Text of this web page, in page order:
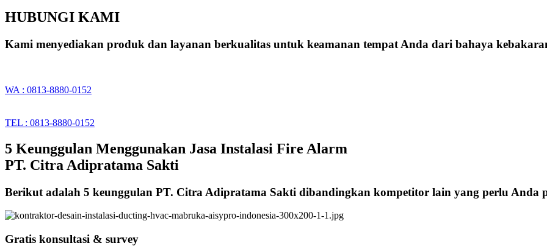
HUBUNGI KAMI
Kami menyediakan produk dan layanan berkualitas untuk keamanan tempat Anda dari bahaya
WA : 0813-8880-0152
TEL : 0813-8880-0152
5 Keunggulan Menggunakan Jasa Instalasi Fire Alarm
PT. Citra Adipratama Sakti
Berikut adalah 5 keunggulan PT. Citra Adipratama Sakti dibandingkan kompetitor lain yang perlu Anda
Gratis konsultasi & survey